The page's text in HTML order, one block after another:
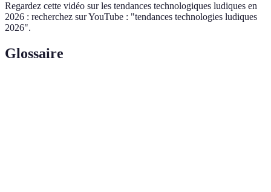
Regardez cette vidéo sur les tendances technologiques ludiques en
2026 : recherchez sur YouTube : "tendances technologies ludiques
2026".
Glossaire